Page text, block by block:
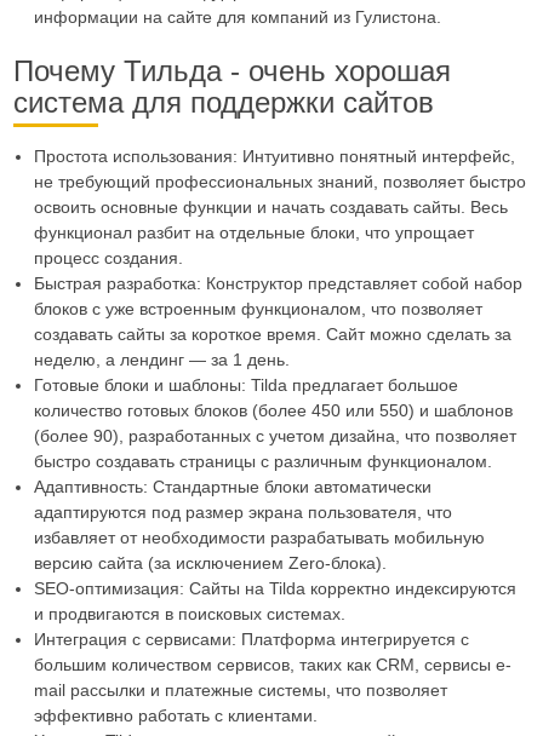
информации на сайте для компаний из Гулистона.
Почему Тильда - очень хорошая
система для поддержки сайтов
Простота использования: Интуитивно понятный интерфейс,
не требующий профессиональных знаний, позволяет быстро
освоить основные функции и начать создавать сайты. Весь
функционал разбит на отдельные блоки, что упрощает
процесс создания.
Быстрая разработка: Конструктор представляет собой набор
блоков с уже встроенным функционалом, что позволяет
создавать сайты за короткое время. Сайт можно сделать за
неделю, а лендинг — за 1 день.
Готовые блоки и шаблоны: Tilda предлагает большое
количество готовых блоков (более 450 или 550) и шаблонов
(более 90), разработанных с учетом дизайна, что позволяет
быстро создавать страницы с различным функционалом.
Адаптивность: Стандартные блоки автоматически
адаптируются под размер экрана пользователя, что
избавляет от необходимости разрабатывать мобильную
версию сайта (за исключением Zero-блока).
SEO-оптимизация: Сайты на Tilda корректно индексируются
и продвигаются в поисковых системах.
Интеграция с сервисами: Платформа интегрируется с
большим количеством сервисов, таких как CRM, сервисы e-
mail рассылки и платежные системы, что позволяет
эффективно работать с клиентами.